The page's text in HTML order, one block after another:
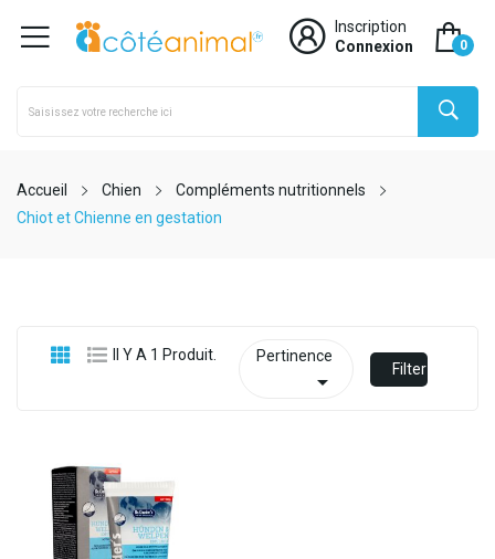
Inscription
Connexion
0
Accueil Chien
Compléments nutritionnels
Chiot et Chienne en gestation
Il Y A 1 Produit. Pertinence

Filter